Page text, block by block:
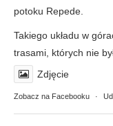
potoku Repede.
Takiego układu w
trasami, których nie
Zdjęcie
Zobacz na Facebooku ·